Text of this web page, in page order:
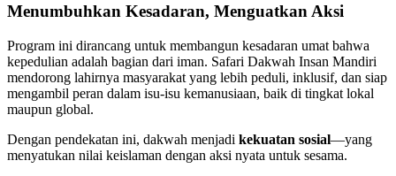
Menumbuhkan Kesadaran, Menguatkan Aksi
Program ini dirancang untuk membangun kesadaran umat bahwa
kepedulian adalah bagian dari iman. Safari Dakwah Insan Mandiri
mendorong lahirnya masyarakat yang lebih peduli, inklusif, dan siap
mengambil peran dalam isu-isu kemanusiaan, baik di tingkat lokal
maupun global.
Dengan pendekatan ini, dakwah menjadi kekuatan sosial—yang
menyatukan nilai keislaman dengan aksi nyata untuk sesama.